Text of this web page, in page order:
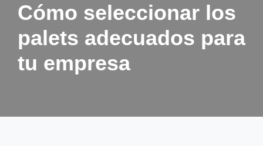
Cómo seleccionar los
palets adecuados para
tu empresa